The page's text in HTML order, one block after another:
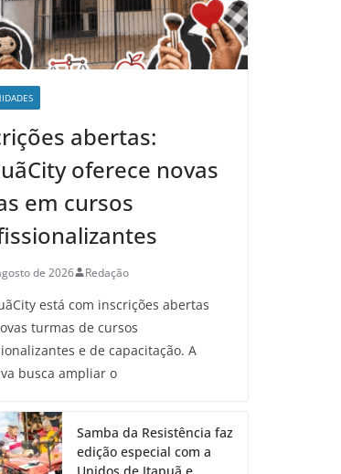
abertas:
oferece novas
em cursos
de 2026 Redação
está com inscrições abertas
turmas de cursos
e de capacitação. A
busca ampliar o
Samba da Resistência faz
edição especial com a